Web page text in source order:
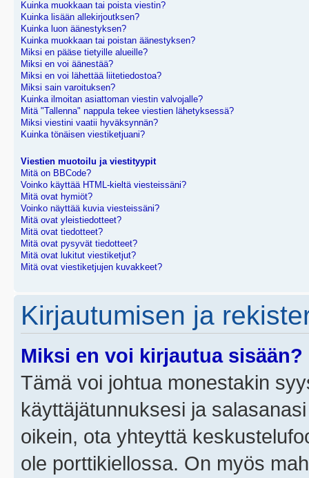
Kuinka muokkaan tai poista viestin?
Kuinka lisään allekirjoutksen?
Kuinka luon äänestyksen?
Kuinka muokkaan tai poistan äänestyksen?
Miksi en pääse tietyille alueille?
Miksi en voi äänestää?
Miksi en voi lähettää liitetiedostoa?
Miksi sain varoituksen?
Kuinka ilmoitan asiattoman viestin valvojalle?
Mitä "Tallenna" nappula tekee viestien lähetyksessä?
Miksi viestini vaatii hyväksynnän?
Kuinka tönäisen viestiketjuani?
Viestien muotoilu ja viestityypit
Mitä on BBCode?
Voinko käyttää HTML-kieltä viesteissäni?
Mitä ovat hymiöt?
Voinko näyttää kuvia viesteissäni?
Mitä ovat yleistiedotteet?
Mitä ovat tiedotteet?
Mitä ovat pysyvät tiedotteet?
Mitä ovat lukitut viestiketjut?
Mitä ovat viestiketjujen kuvakkeet?
Kirjautumisen ja
Miksi en voi kirjautua sisään?
Tämä voi johtua monestakin
käyttäjätunnuksesi ja
oikein, ota yhteyttä
ole porttikiellossa. On myös